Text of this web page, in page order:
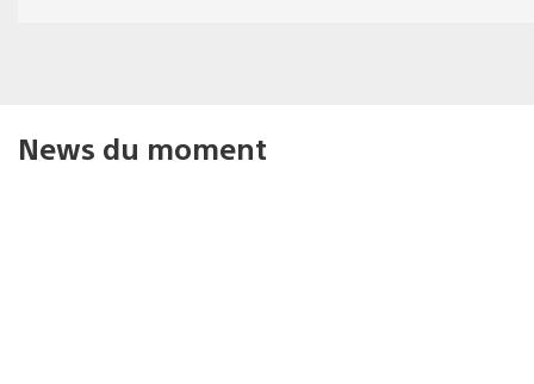
News du moment